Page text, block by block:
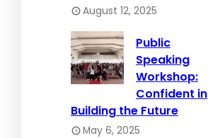
August 12, 2025
Public
Speaking
Workshop:
Confident in
Building the Future
May 6, 2025